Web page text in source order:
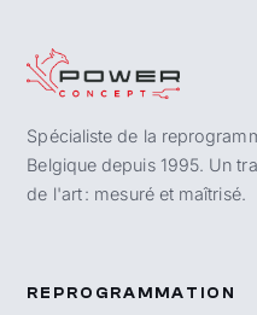
Spécialiste de la
Belgique depuis 1995. Un
de l'art : mesuré et maîtrisé.
REPROGRAMMATION